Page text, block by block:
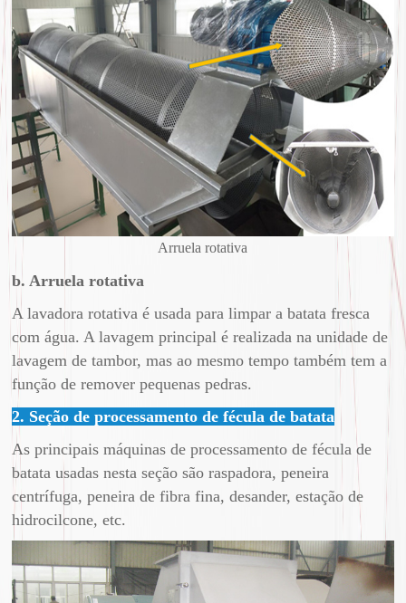
Arruela rotativa
b. Arruela rotativa
A lavadora rotativa é usada para limpar a batata fresca
com água. A lavagem principal é realizada na unidade de
lavagem de tambor, mas ao mesmo tempo também tem a
função de remover pequenas pedras.
2. Seção de processamento de fécula de batata
As principais máquinas de processamento de fécula de
batata usadas nesta seção são raspadora, peneira
centrífuga, peneira de fibra fina, desander, estação de
hidrocilcone, etc.